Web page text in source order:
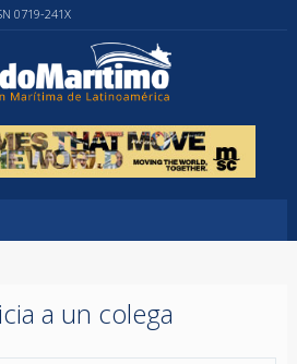
0719-241X
a un colega